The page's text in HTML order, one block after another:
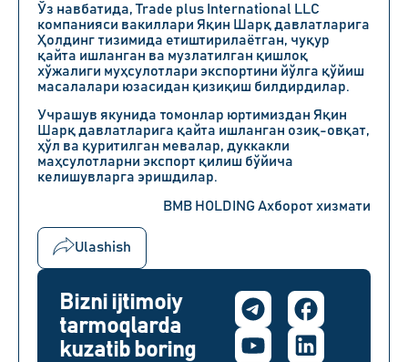
Ўз навбатида, Trade plus International LLC
компанияси вакиллари Яқин Шарқ давлатларига
Ҳолдинг тизимида етиштирилаётган, чуқур
қайта ишланган ва музлатилган қишлоқ
хўжалиги муҳсулотлари экспортини йўлга қўйиш
масалалари юзасидан қизиқиш билдирдилар.
Учрашув якунида томонлар юртимиздан Яқин
Шарқ давлатларига қайта ишланган озиқ-овқат,
ҳўл ва қуритилган мевалар, дуккакли
маҳсулотларни экспорт қилиш бўйича
келишувларга эришдилар.
BMB HOLDING Ахборот хизмати
Ulashish
Bizni ijtimoiy
tarmoqlarda
kuzatib boring